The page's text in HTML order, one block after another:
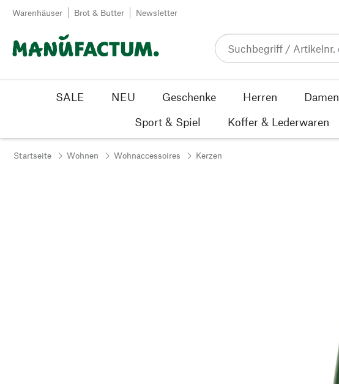
Zum Inhalt springen
Warenhäuser Brot & Butter Newsletter
SALE NEU Geschenke Herren Damen
Sport & Spiel
Koffer & Lederwaren
Startseite Wohnen Wohnaccessoires Kerzen